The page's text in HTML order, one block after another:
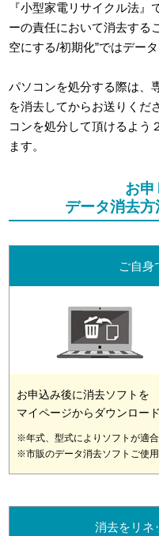
『小型家電リサイクル法
ーの責任において消去する
空にする/初期化”ではデー
パソコンを処分する際は、
を消去してからお送りくだ
コンを処分して頂けるよう
ます。
お申
データ消去方
ご自身
お申込み後に消去ソフトを
マイページからダウンロー
※年式、型式によりソフトが適合
※市販のデータ消去ソフトご使用
消去をリネ